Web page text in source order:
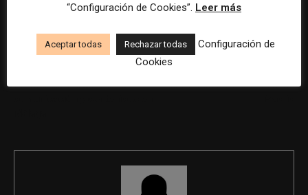
Coordinador/a de marca,
Técnico de comunicación en
“Configuración de Cookies”. Leer más
Aceptar todas Rechazar todas
Configuración de
Cookies